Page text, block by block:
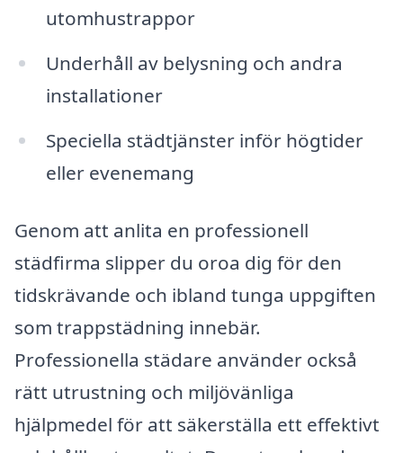
utomhustrappor
Underhåll av belysning och andra
installationer
Speciella städtjänster inför högtider
eller evenemang
Genom att anlita en professionell
städfirma slipper du oroa dig för den
tidskrävande och ibland tunga uppgiften
som trappstädning innebär.
Professionella städare använder också
rätt utrustning och miljövänliga
hjälpmedel för att säkerställa ett effektivt